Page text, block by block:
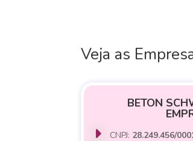
Veja as
BETON
CNPJ: 28.249.456/